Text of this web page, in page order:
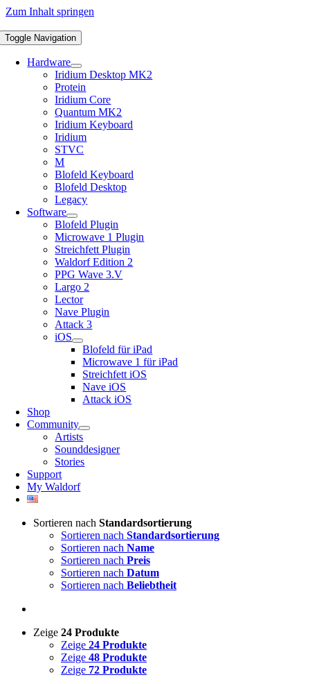
Zum Inhalt springen
Toggle Navigation
Hardware
Iridium Desktop MK2
Protein
Iridium Core
Quantum MK2
Iridium Keyboard
Iridium
STVC
M
Blofeld Keyboard
Blofeld Desktop
Legacy
Software
Blofeld Plugin
Microwave 1 Plugin
Streichfett Plugin
Waldorf Edition 2
PPG Wave 3.V
Largo 2
Lector
Nave Plugin
Attack 3
iOS
Blofeld für iPad
Microwave 1 für iPad
Streichfett iOS
Nave iOS
Attack iOS
Shop
Community
Artists
Sounddesigner
Stories
Support
My Waldorf
Sortieren nach Standardsortierung
Sortieren nach Standardsortierung
Sortieren nach Name
Sortieren nach Preis
Sortieren nach Datum
Sortieren nach Beliebtheit
Zeige 24 Produkte
Zeige 24 Produkte
Zeige 48 Produkte
Zeige 72 Produkte